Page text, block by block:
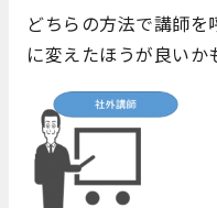
どちらの方法で講師を
に変えたほうが良いか